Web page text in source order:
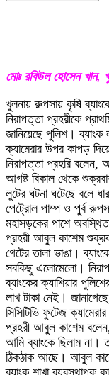
মোঃ রবিউল হোসেন খান,
খুলনায় রুপসায় কৃষি
নিরাপত্তা প্রহরীকে
জানিয়েছে পুলিশ। ব্যাংক
ক্যামেরার উপর কাপড়
নিরাপত্তা প্রহরি
আগষ্ট বিকাল থেকে
লুটের ঘটনা ঘটেছে বলে
পেট্রোল পাম্প ও পুর্ব
মহাসড়কের পাশে
প্রহরী আবুল কাশেম
গেটের তালা ভাঙা।
সবকিছু এলোমেলো।
ব্যাংকের ক্যাশিয়ার
লাখ টাকা নেই।
সিসিটিভি ফুটেজ
প্রহরী আবুল কাশেম
আমি ব্যাংকে ছিলাম না।
ঠিকঠাক আছে। আবুল